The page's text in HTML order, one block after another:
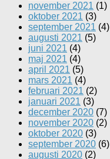
november 2021 (1)
oktober 2021 (3)
september 2021 (4)
augusti 2021 (5)
juni 2021 (4)
maj 2021 (4)
april 2021 (5)
mars 2021 (4)
februari 2021 (2)
januari 2021 (3)
december 2020 (7)
november 2020 (2)
oktober 2020 (3)
september 2020 (6)
augusti 2020 (2)